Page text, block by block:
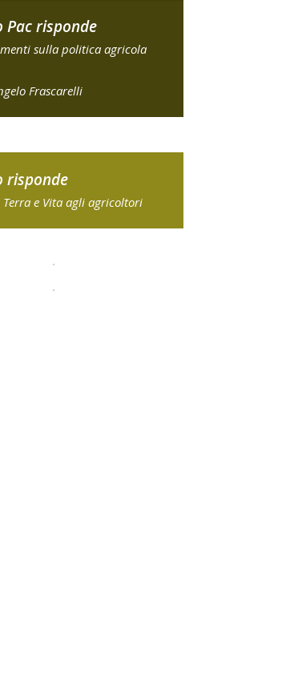
Pac risponde
sulla politica agricola
Frascarelli
risponde
e Vita agli agricoltori